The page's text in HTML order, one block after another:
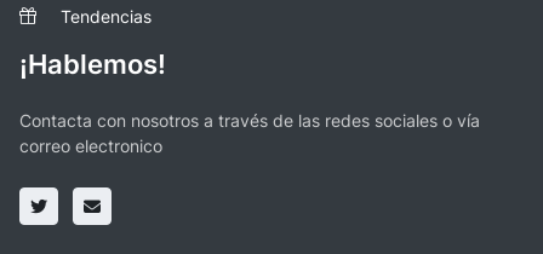
Tendencias
¡Hablemos!
Contacta con nosotros a través de las redes sociales o vía
correo electronico